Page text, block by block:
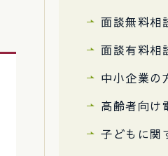
面談無料相
面談有料相
中小企業の
高齢者向け
子どもに関